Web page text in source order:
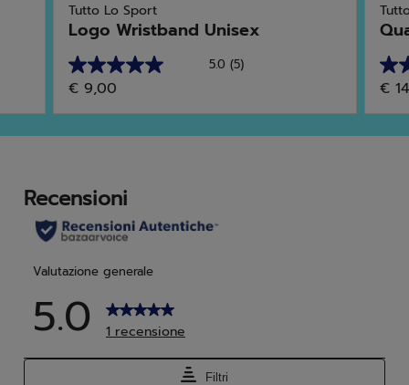
Tutto Lo Sport
Logo Wristband Unisex
5.0 (5)
5.0
su
5
stelle.
recensioni
€ 9,00
4.8
su
5
€